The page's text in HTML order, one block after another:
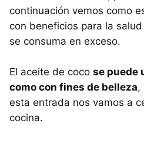
continuación vemos como
con beneficios para la
se consuma en exceso.
El aceite de coco se puede
como con fines de belleza,
esta entrada nos vamos a
cocina.